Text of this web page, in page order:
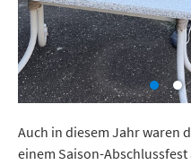
Auch in diesem Jahr waren
einem Saison-Abschlussfest